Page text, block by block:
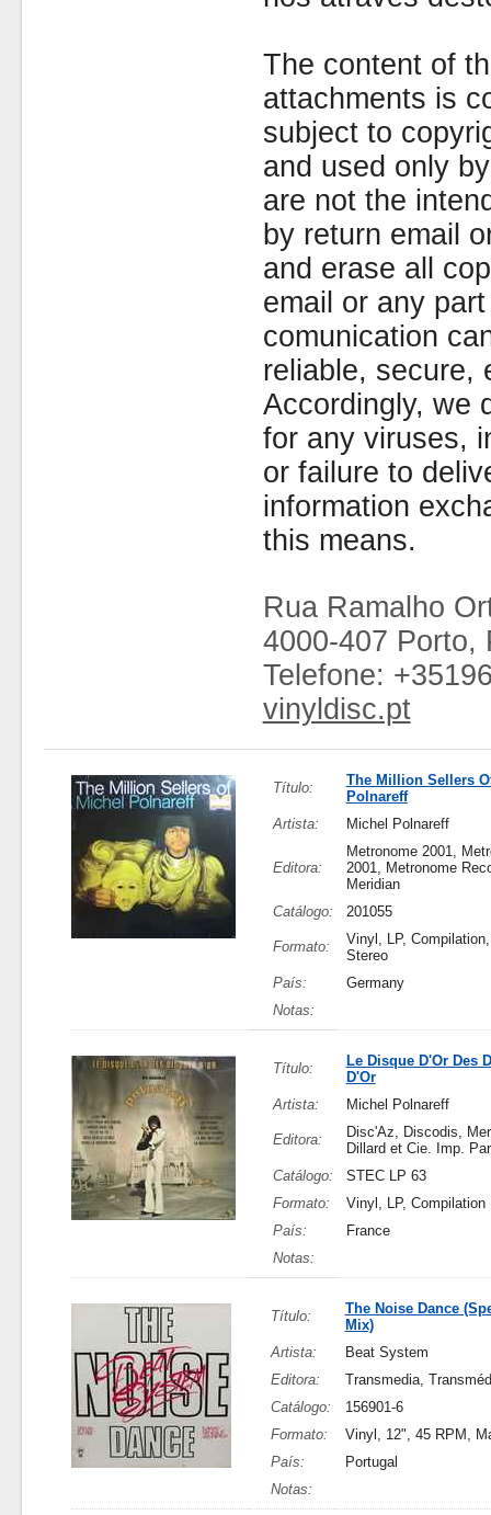
The content of
attachments is
subject to
and used only
are not the
by return email
and erase all
email or any
comunication
reliable, secure,
Accordingly, we
for any viruses,
or failure to
information
this means.
Rua Ramalho
4000-407 Porto,
Telefone:
vinyldisc.pt
Título:
The Million Sellers
Polnareff
Artista:
Michel Polnareff
Editora:
Metronome 2001,
2001, Metronome
Meridian
Catálogo:
201055
Formato:
Vinyl, LP,
Stereo
País:
Germany
Notas:
Título:
Le Disque D'Or Des
D'Or
Artista:
Michel Polnareff
Editora:
Disc'Az, Discodis,
Dillard et Cie. Imp.
Catálogo:
STEC LP 63
Formato:
Vinyl, LP, Compilation
País:
France
Notas:
Título:
The Noise Dance
Mix)
Artista:
Beat System
Editora:
Transmedia,
Catálogo:
156901-6
Formato:
Vinyl, 12", 45 RPM,
País:
Portugal
Notas: